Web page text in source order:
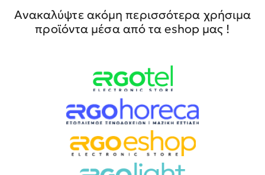
Ανακαλύψτε ακόμη περισσότερα χρήσιμα
προϊόντα μέσα από τα eshop μας !